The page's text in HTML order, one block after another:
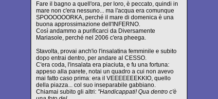
Fare il bagno a quell'ora, per loro, è peccato, quindi in
mare non c'era nessuno... ma l'acqua era comunque
SPOOOOOORKA, perché il mare di domenica è una
buona approssimazione dell'INFERNO.
Così andammo a purificarci da Diversamente
Mariasole, perché nel 2006 c'era pheega.
Stavolta, provai anch'io l'insalatina femminile e subito
dopo entrai dentro, per andare al CESSO.
C'era coda, l'insalata era piaciuta, e fu una fortuna:
appeso alla parete, notai un quadro a cui non avevo
mai fatto caso prima: era il VEEEEEEEKKIO, quello
della piazza... col suo inseparabile gabbiano.
Chiamai subito gli altri: "Handicappati! Qua dentro c'è